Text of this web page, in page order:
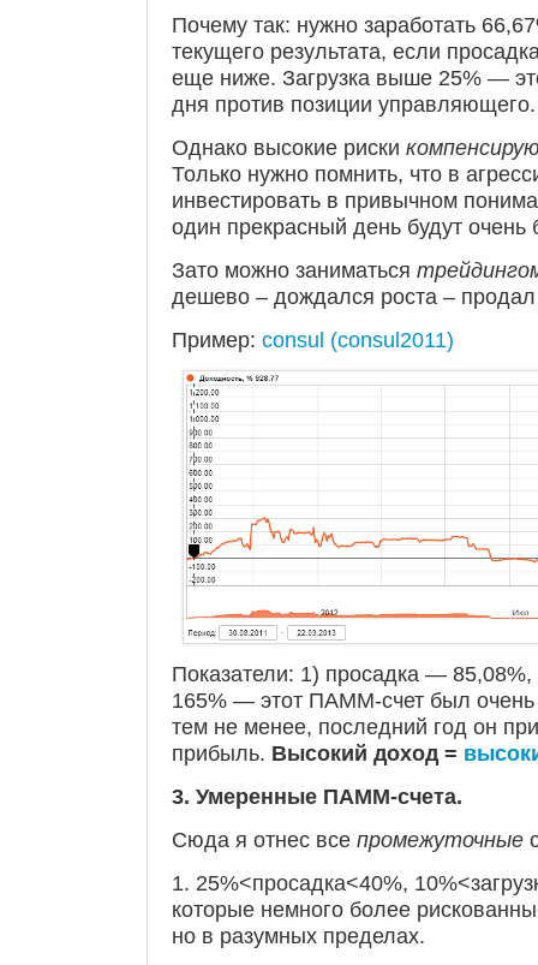
Почему так: нужно заработать
текущего результата, если
еще ниже. Загрузка выше 25% —
дня против позиции управляющего.
Однако высокие риски
Только нужно помнить, что в
инвестировать в привычном
один прекрасный день будут очень
Зато можно заниматься
дешево – дождался роста –
Пример: consul (consul2011)
Показатели: 1) просадка — 85,08%,
165% — этот ПАММ-счет был очень
тем не менее, последний год он
прибыль. Высокий доход =
3. Умеренные ПАММ-счета.
Сюда я отнес все промежуточные
1. 25%<просадка<40%,
которые немного более
но в разумных пределах.